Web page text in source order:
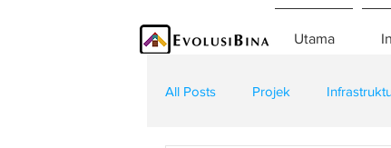
Utama
All Posts Projek